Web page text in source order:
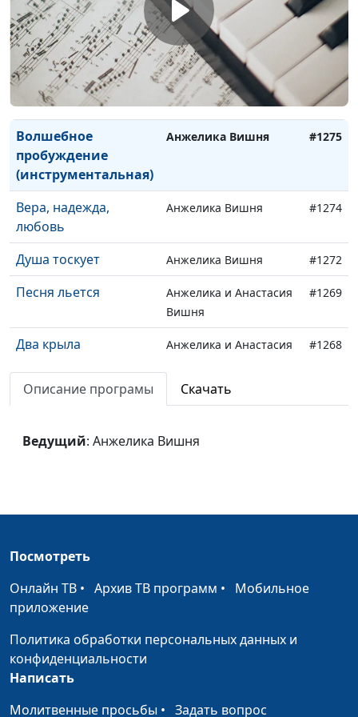
Одиночество
(инструментальная)
Анжелика Вишня #1277
Нежность
(инструментальная)
Анжелика Вишня #1276
Волшебное
пробуждение
(инструментальная)
Анжелика Вишня #1275
Вера, надежда,
любовь
Анжелика Вишня #1274
Душа тоскует Анжелика Вишня #1272
Песня льется
Анжелика и Анастасия
Вишня
#1269
Два крыла
Анжелика и Анастасия
#1268
Женщина Анжелика Вишня
Вишня)
Иерусалим
(Инструментальная)
Оксана Трусюк
Господь велик
(Инструментальная)
Оксана Трусюк
Великий Бог
Оксана Трусюк
Описание програмы Скачать
Ведущий: Анжелика Вишня
Посмотреть
Онлайн ТВ • Архив ТВ программ • Мобильное
приложение
Политика обработки персональных данных и
конфиденциальности
Написать
Молитвенные просьбы • Задать вопрос